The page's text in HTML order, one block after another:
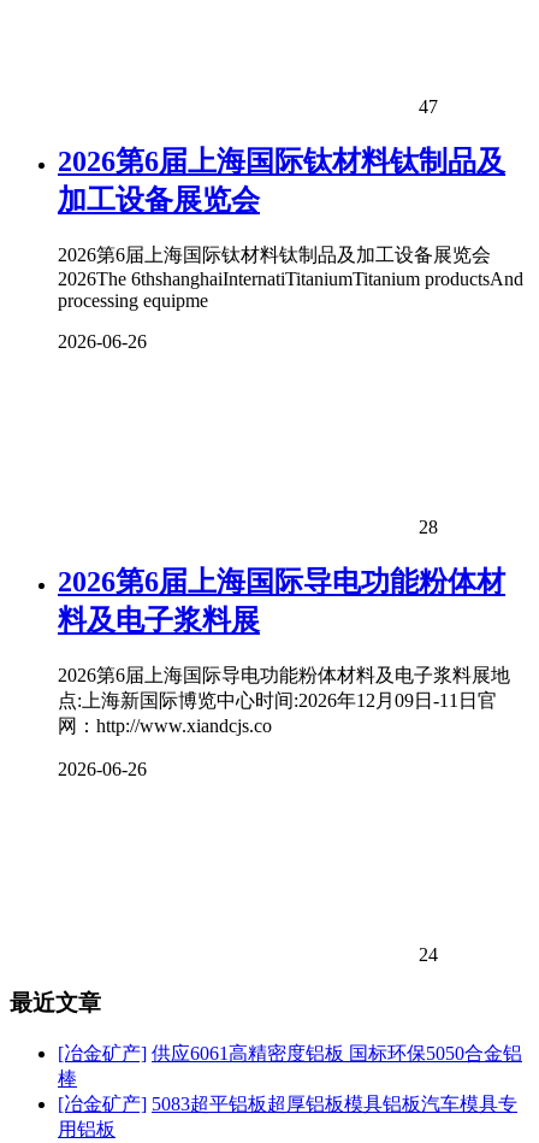
47
2026第6届上海国际钛材料钛制品及
加工设备展览会
2026第6届上海国际钛材料钛制品及加工设备展览会
2026The 6thshanghaiInternatiTitaniumTitanium productsAnd
processing equipme
2026-06-26
28
2026第6届上海国际导电功能粉体材
料及电子浆料展
2026第6届上海国际导电功能粉体材料及电子浆料展地
点:上海新国际博览中心时间:2026年12月09日-11日官
网：http://www.xiandcjs.co
2026-06-26
24
最近文章
[冶金矿产] 供应6061高精密度铝板 国标环保5050合金铝
棒
[冶金矿产] 5083超平铝板超厚铝板模具铝板汽车模具专
用铝板